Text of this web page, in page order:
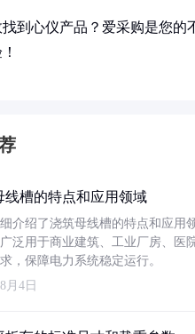
到心仪产品？爱采购是您
线槽的特点和应用领域
介绍了浇筑母线槽的特点和应用
泛用于商业建筑、工业厂房、医
，保障电力系统稳定运行。
月4日